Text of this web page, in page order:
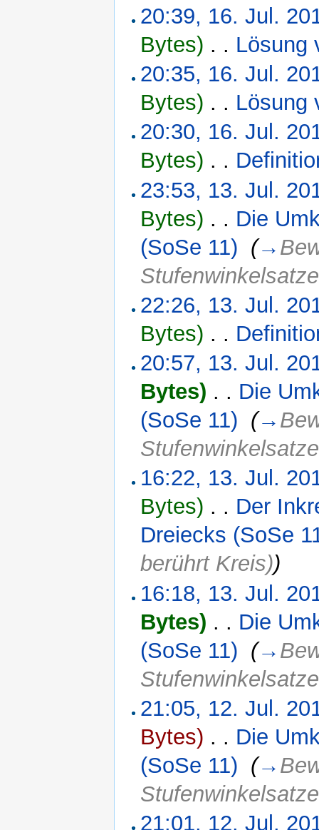
20:39, 16. Jul.
Bytes) . . Lösung
20:35, 16. Jul.
Bytes) . . Lösung
20:30, 16. Jul.
Bytes) . .
23:53, 13. Jul.
Bytes) . . Die
(SoSe 11) (→
22:26, 13. Jul.
Bytes) . .
20:57, 13. Jul.
Bytes) . . Die
(SoSe 11) (→
16:22, 13. Jul.
Bytes) . . Der
Dreiecks (SoSe
berührt Kreis))
16:18, 13. Jul.
Bytes) . . Die
(SoSe 11) (→
21:05, 12. Jul.
Bytes) . . Die
(SoSe 11) (→
21:01, 12. Jul.